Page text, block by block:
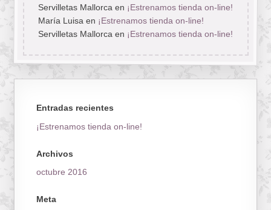
Servilletas Mallorcaen ¡Estrenamos tienda on-line!
María Luisaen ¡Estrenamos tienda on-line!
Servilletas Mallorcaen ¡Estrenamos tienda on-line!
Entradas recientes
¡Estrenamos tienda on-line!
Archivos
octubre 2016
Meta